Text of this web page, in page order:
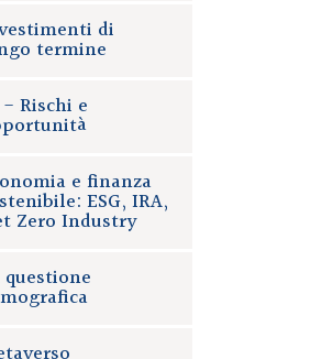
di
termine
Rischi e
e finanza
ESG, IRA,
Zero Industry
questione